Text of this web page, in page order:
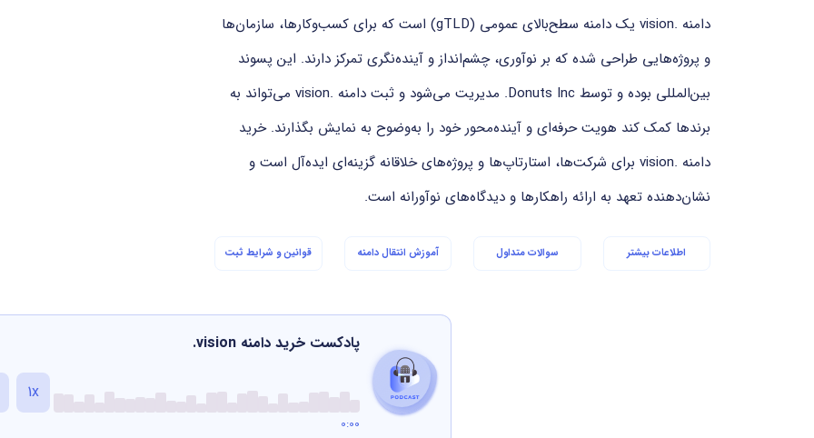
دامنه .vision یک دامنه سطح‌بالای عمومی (gTLD) است که برای کسب‌وکارها، سازمان‌ها
و پروژه‌هایی طراحی شده که بر نوآوری، چشم‌انداز و آینده‌نگری تمرکز دارند. این پسوند
بین‌المللی بوده و توسط Donuts Inc. مدیریت می‌شود و ثبت دامنه .vision می‌تواند به
برندها کمک کند هویت حرفه‌ای و آینده‌محور خود را به‌وضوح به نمایش بگذارند. خرید
دامنه .vision برای شرکت‌ها، استارتاپ‌ها و پروژه‌های خلاقانه گزینه‌ای ایده‌آل است و
نشان‌دهنده تعهد به ارائه راهکارها و دیدگاه‌های نوآورانه است.
اطلاعات بیشتر سوالات متداول آموزش انتقال دامنه قوانین و شرایط ثبت
.vision پادکست خرید دامنه
1x
0:00